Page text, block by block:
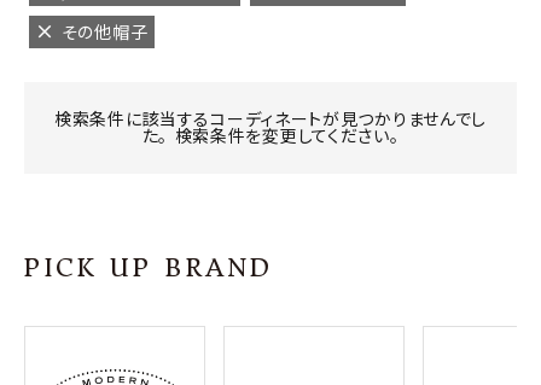
CATEGORY
プライバシーポリシー
特定商取引法について
その他帽子
検索条件に該当するコーディネートが見つかりませんでし
た。 検索条件を変更してください。
PICK UP BRAND